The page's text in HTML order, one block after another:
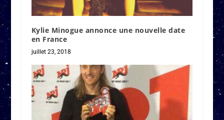
Kylie Minogue annonce une nouvelle date
en France
juillet 23, 2018